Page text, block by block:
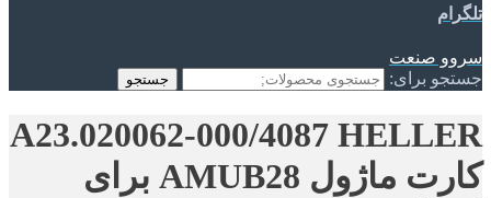
تلگرام
سروو صنعت
جستجو برای:
جستجو
A23.020062-000/4087 HELLER
کارت ماژول AMUB28 برای